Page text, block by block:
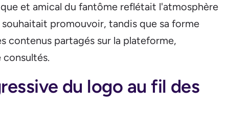
et amical du fantôme reflétait l'atmosphère
promouvoir, tandis que sa forme
contenus partagés sur la plateforme,
consultés.
du logo au fil des